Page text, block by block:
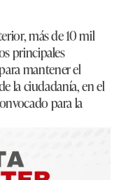
más de 10 mil
principales
mantener el
la ciudadanía, en el
para la